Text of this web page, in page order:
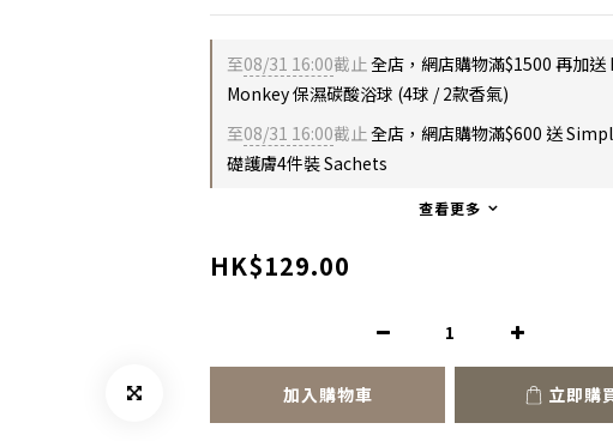
至08/31 16:00截止全店，網店購物滿$1500 再加
Monkey 保濕碳酸浴球 (4球 / 2款香氣)
至08/31 16:00截止全店，網店購物滿$600 送
礎護膚4件裝 Sachets
查看更多
HK$129.00
加入購物車 立即購